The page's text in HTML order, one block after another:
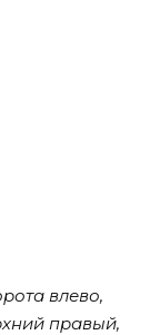
влево,
правый,